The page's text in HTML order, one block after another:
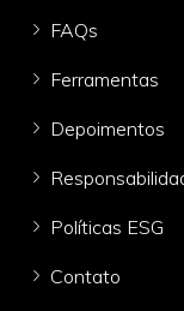
FAQs
Ferramentas
Depoimentos
Políticas ESG
Contato